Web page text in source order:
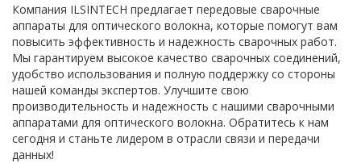
Компания ILSINTECH предлагает передовые сварочные
аппараты для оптического волокна, которые помогут вам
повысить эффективность и надежность сварочных работ.
Мы гарантируем высокое качество сварочных соединений,
удобство использования и полную поддержку со стороны
нашей команды экспертов. Улучшите свою
производительность и надежность с нашими сварочными
аппаратами для оптического волокна. Обратитесь к нам
сегодня и станьте лидером в отрасли связи и передачи
данных!